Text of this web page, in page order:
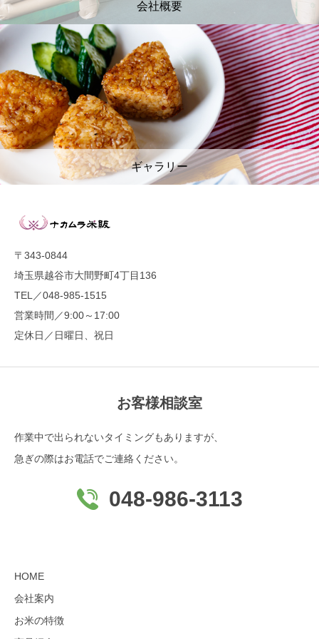
会社概要
ギャラリー
〒343-0844
埼玉県越谷市大間野町4丁目136
TEL／048-985-1515
営業時間／9:00～17:00
定休日／日曜日、祝日
お客様相談室
作業中で出られないタイミングもありますが、
急ぎの際はお電話でご連絡ください。
048-986-3113
HOME
会社案内
お米の特徴